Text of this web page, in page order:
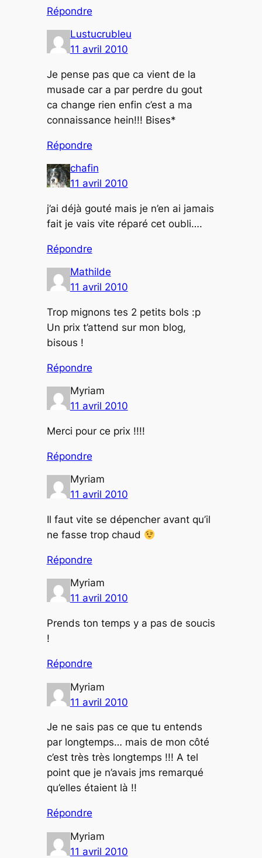
Répondre
Lustucrubleu
11 avril 2010
Je pense pas que ca vient de la
musade car a par perdre du gout
ca change rien enfin c’est a ma
connaissance hein!!! Bises*
Répondre
chafin
11 avril 2010
j’ai déjà gouté mais je n’en ai jamais
fait je vais vite réparé cet oubli….
Répondre
Mathilde
11 avril 2010
Trop mignons tes 2 petits bols :p
Un prix t’attend sur mon blog,
bisous !
Répondre
Myriam
11 avril 2010
Merci pour ce prix !!!!
Répondre
Myriam
11 avril 2010
Il faut vite se dépencher avant qu’il
ne fasse trop chaud
Répondre
Myriam
11 avril 2010
Prends ton temps y a pas de soucis
!
Répondre
Myriam
11 avril 2010
Je ne sais pas ce que tu entends
par longtemps… mais de mon côté
c’est très très longtemps !!! A tel
point que je n’avais jms remarqué
qu’elles étaient là !!
Répondre
Myriam
11 avril 2010